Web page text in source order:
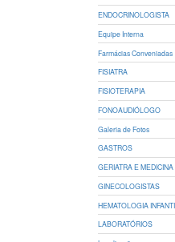
ENDOCRINOLOGISTA
Equipe Interna
Farmácias Conveniadas
FISIATRA
FISIOTERAPIA
FONOAUDIÓLOGO
Galeria de Fotos
GASTROS
GERIATRA E
GINECOLOGISTAS
HEMATOLOGIA
LABORATÓRIOS